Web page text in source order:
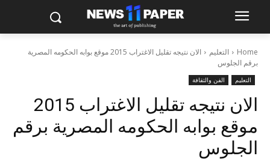
Home التعليم
الان نتيجه تقليل الاغتراب 2015 موقع بوابه الحكومه المصرية
برقم الجلوس
التعليم الفن والثقافة
الان نتيجه تقليل الاغتراب 2015
موقع بوابه الحكومه المصرية برقم
الجلوس